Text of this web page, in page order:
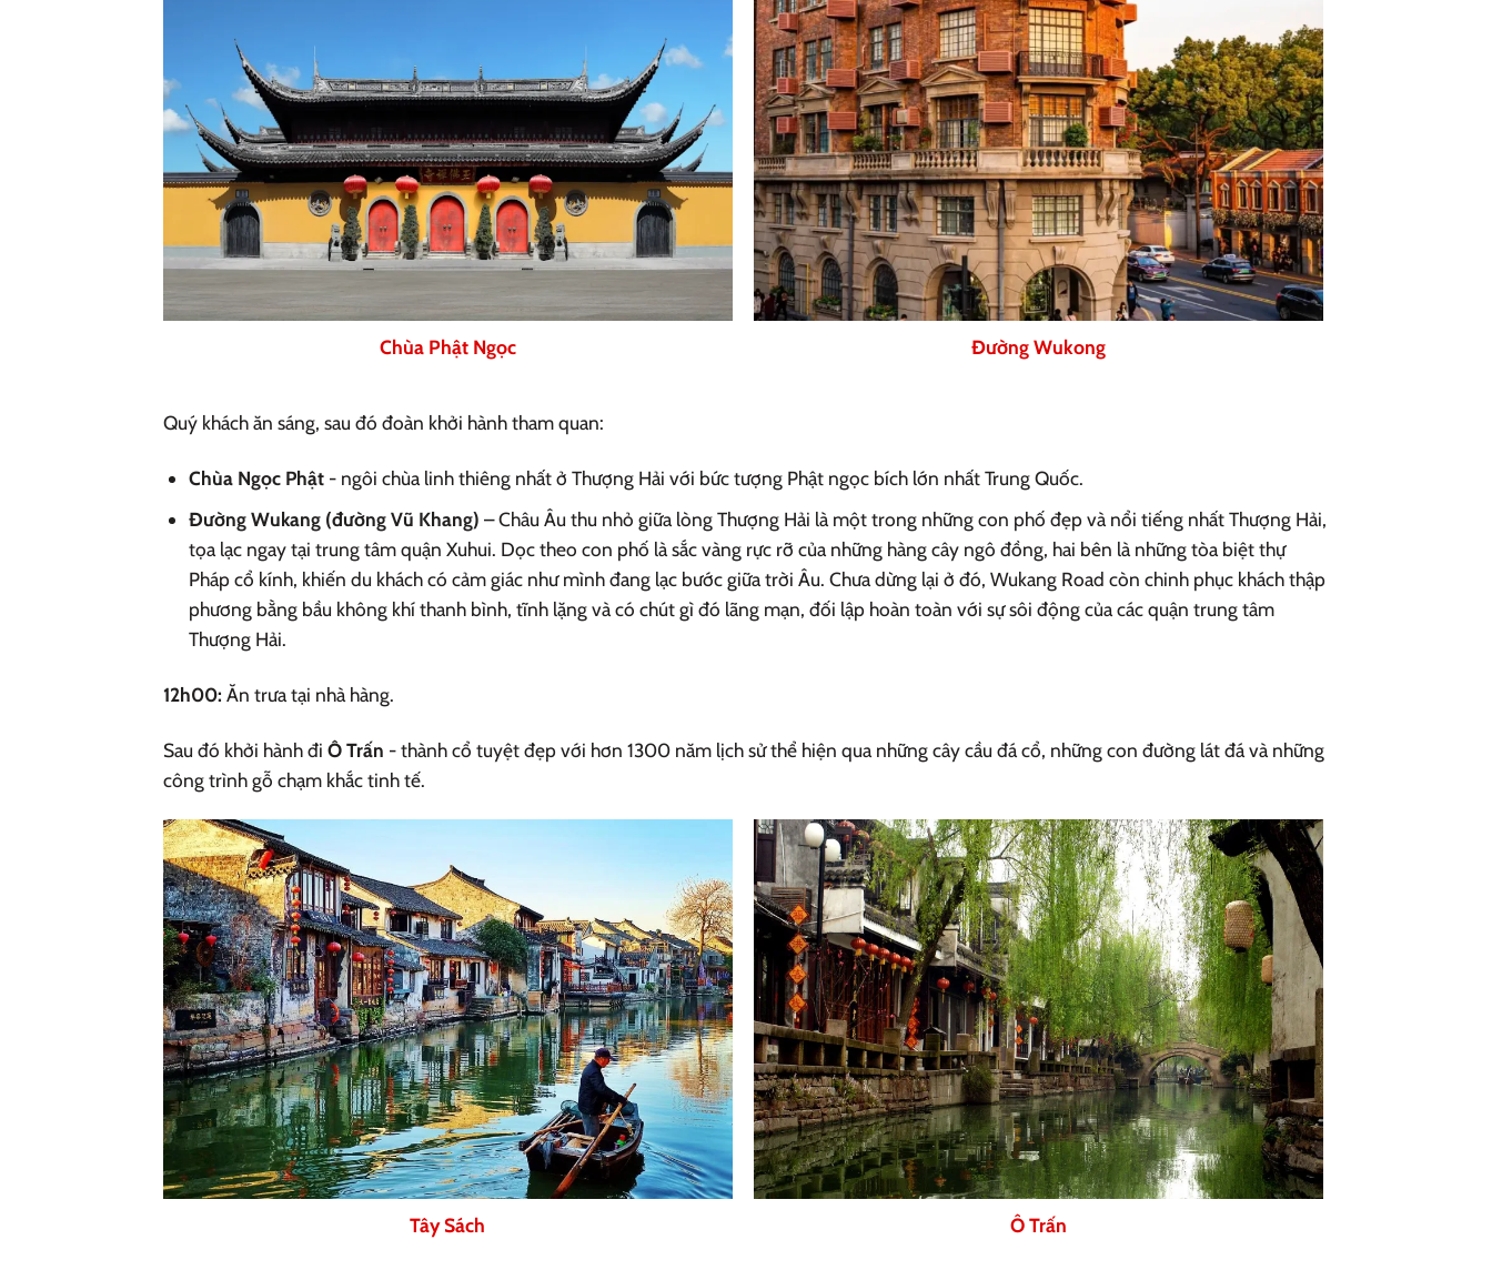
Chùa Phật Ngọc Đường Wukong
Quý khách ăn sáng, sau đó đoàn khởi hành tham quan:
Chùa Ngọc Phật- ngôi chùa linh thiêng nhất ở Thượng Hải với bức tượng Phật ngọc bích lớn nhất Trung Quốc.
Đường Wukang (đường Vũ Khang) – Châu Âu thu nhỏ giữa lòng Thượng Hải là một trong những con phố đẹp và nổi tiếng nhất Thượng Hải,
tọa lạc ngay tại trung tâm quận Xuhui. Dọc theo con phố là sắc vàng rực rỡ của những hàng cây ngô đồng, hai bên là những tòa biệt thự
Pháp cổ kính, khiến du khách có cảm giác như mình đang lạc bước giữa trời Âu. Chưa dừng lại ở đó, Wukang Road còn chinh phục khách thập
phương bằng bầu không khí thanh bình, tĩnh lặng và có chút gì đó lãng mạn, đối lập hoàn toàn với sự sôi động của các quận trung tâm
Thượng Hải.
12h00: Ăn trưa tại nhà hàng.
Sau đó khởi hành đi Ô Trấn - thành cổ tuyệt đẹp với hơn 1300 năm lịch sử thể hiện qua những cây cầu đá cổ, những con đường lát đá và những
công trình gỗ chạm khắc tinh tế.
Tây Sách Ô Trấn